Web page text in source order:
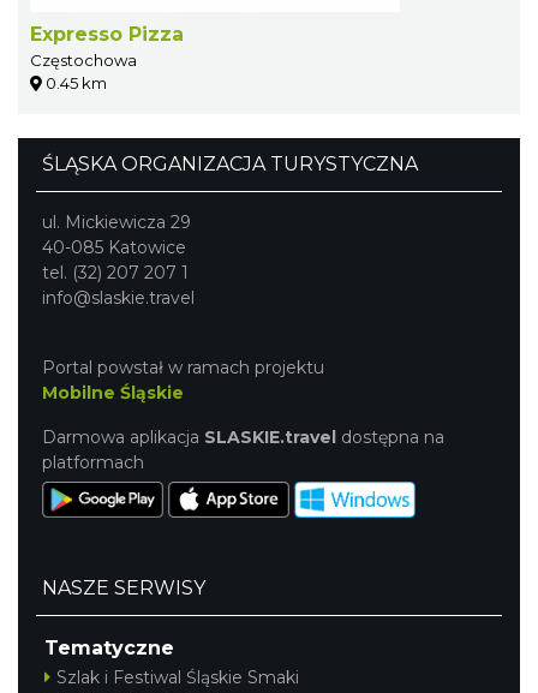
Expresso Pizza
Częstochowa
0.45 km
ŚLĄSKA ORGANIZACJA TURYSTYCZNA
ul. Mickiewicza 29
40-085 Katowice
tel. (32) 207 207 1
info@slaskie.travel
Portal powstał w ramach projektu
Mobilne Śląskie
Darmowa aplikacja SLASKIE.travel dostępna na
platformach
NASZE SERWISY
Tematyczne
Szlak i Festiwal Śląskie Smaki